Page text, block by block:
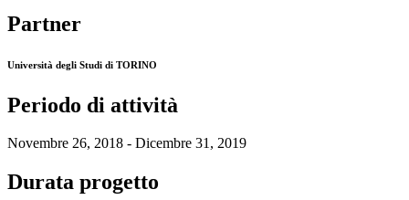
Partner
Università degli Studi di TORINO
Periodo di attività
Novembre 26, 2018 - Dicembre 31, 2019
Durata progetto